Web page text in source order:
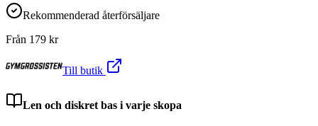
Rekommenderad återförsäljare
Från 179 kr
Till butik
Len och diskret bas i varje skopa